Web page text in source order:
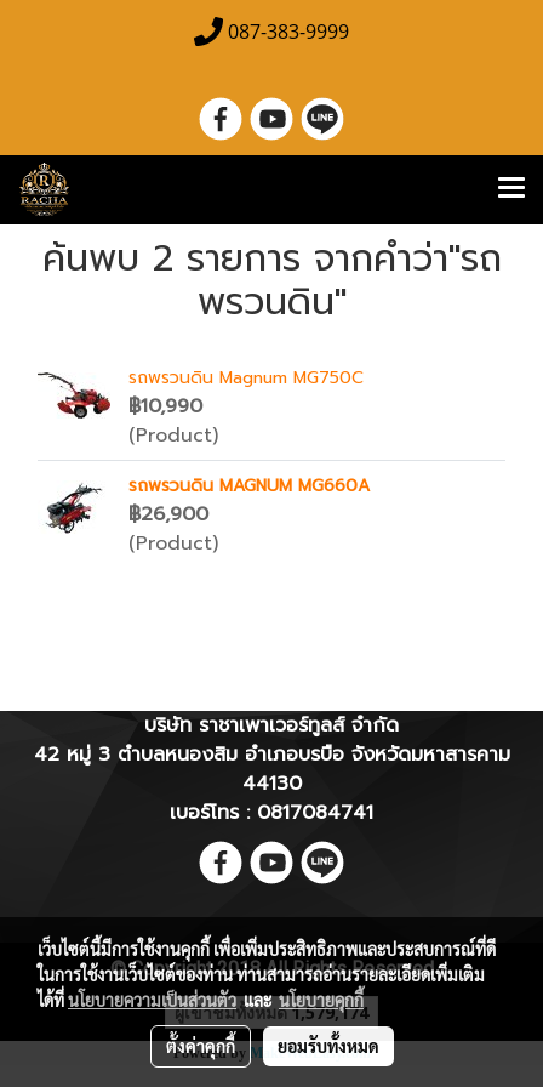
087-383-9999
ค้นพบ 2 รายการ จากคำว่า"รถ
พรวนดิน"
รถพรวนดิน Magnum MG750C
฿10,990
(Product)
รถพรวนดิน MAGNUM MG660A
฿26,900
(Product)
บริษัท ราชาเพาเวอร์ทูลส์ จำกัด
42 หมู่ 3 ตำบลหนองสิม อำเภอบรบือ จังหวัดมหาสารคาม
44130
เบอร์โทร : 0817084741
© Copyright 2018 All Rights Reserved
ผู้เข้าชมทั้งหมด1,579,174
Powered by MakeWebEasy.com
เว็บไซต์นี้มีการใช้งานคุกกี้ เพื่อเพิ่มประสิทธิภาพและประสบการณ์ที่ดี
ในการใช้งานเว็บไซต์ของท่าน ท่านสามารถอ่านรายละเอียดเพิ่มเติม
ได้ที่นโยบายความเป็นส่วนตัวและนโยบายคุกกี้
ตั้งค่าคุกกี้ ยอมรับทั้งหมด